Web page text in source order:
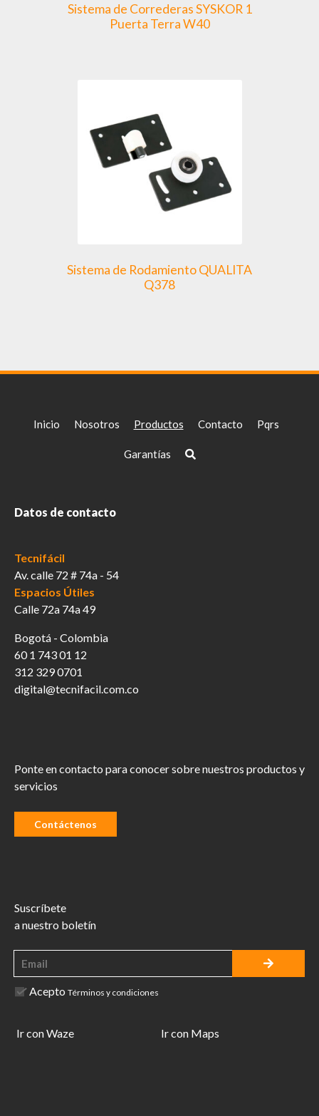
Sistema de Correderas SYSKOR 1
Puerta Terra W40
Sistema de Rodamiento QUALITA
Q378
Inicio Nosotros Productos Contacto Pqrs
Garantías
Datos de contacto
Tecnifácil
Av. calle 72 # 74a - 54
Espacios Útiles
Calle 72a 74a 49
Bogotá - Colombia
60 1 743 01 12
312 329 0701
digital@tecnifacil.com.co
Ponte en contacto para conocer sobre nuestros productos y
servicios
Contáctenos
Suscríbete
a nuestro boletín
Acepto Términos y condiciones
Ir con Waze Ir con Maps